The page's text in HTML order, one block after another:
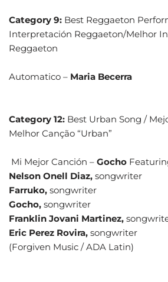
Category 9: Best Reggaeton
Interpretación Reggaeton/Melhor
Reggaeton
Automatico – Maria Becerra
Category 12: Best Urban Song /
Melhor Canção “Urban”
Mi Mejor Canción – Gocho
Nelson Onell Diaz, songwriter
Farruko, songwriter
Gocho, songwriter
Franklin Jovani Martinez,
Eric Perez Rovira, songwriter
(Forgiven Music / ADA Latin)